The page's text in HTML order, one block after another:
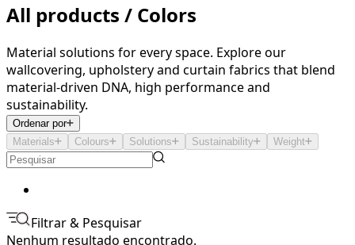
All products / Colors
Material solutions for every space. Explore our
wallcovering, upholstery and curtain fabrics that blend
material-driven DNA, high performance and
sustainability.
Ordenar por
Materials
Colours Solutions Sustainability Weight
Filtrar & Pesquisar
Nenhum resultado encontrado.